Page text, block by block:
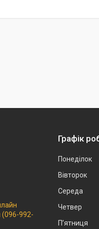
(096-992-
Графік
Понеділок
Вівторок
Середа
Четвер
Пʼятниця